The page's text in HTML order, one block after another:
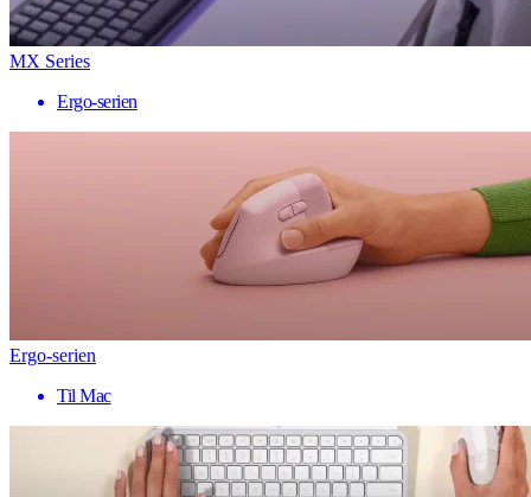
MX Series
Ergo-serien
Ergo-serien
Til Mac